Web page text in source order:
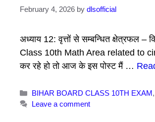
February 4, 2026 by dlsofficial
अध्याय 12: वृत्तों से सम्बन्धित क्षेत्रफल –
Class 10th Math Area related to
कर रहे हो तो आज के इस पोस्ट मैं …
Categories
BIHAR BOARD CLASS 10TH EXAM,
Leave a comment